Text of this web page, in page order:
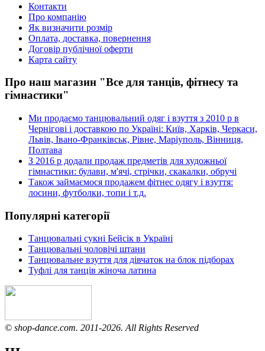
Контакти
Про компанію
Як визначити розмір
Оплата, доставка, повернення
Договір публічної оферти
Карта сайту
Про наш магазин "Все для танців, фітнесу та
гімнастики"
Ми продаємо танцювальний одяг і взуття з 2010 р в
Чернігові і доставкою по Україні: Київ, Харків, Черкаси,
Львів, Івано-Франківськ, Рівне, Маріуполь, Вінниця,
Полтава
З 2016 р додали продаж предметів для художньої
гімнастики: булави, м'ячі, стрічки, скакалки, обручі
Також займаємося продажем фітнес одягу і взуття:
лосини, футболки, топи і т.д.
Популярні категорії
Танцювальні сукні Бейсік в Україні
Танцювальні чоловічі штани
Танцювальне взуття для дівчаток на блок підборах
Туфлі для танців жіноча латина
© shop-dance.com. 2011-2026. All Rights Reserved